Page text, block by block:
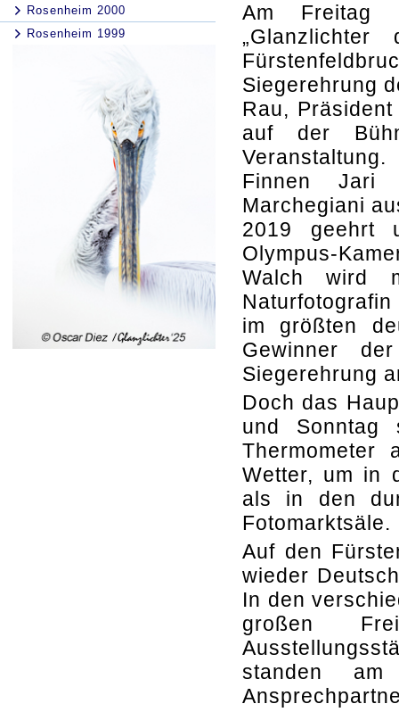
Rosenheim 2000
Rosenheim 1999
Am Freitag
Siegerehrung
Rau,
auf der
Finnen Jari
Marchegiani
2019 geehrt
Olympus-
Walch wird
im größten
Gewinner
Siegerehrung
Doch das
und
Wetter, um in
als in den
Fotomarktsäle.
Auf den
wieder
In den
großen
standen am